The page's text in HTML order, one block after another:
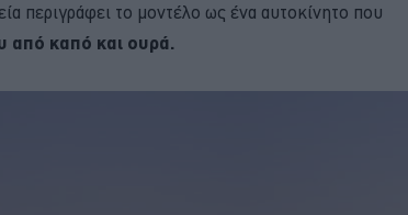
περιγράφει το μοντέλο ως ένα αυτοκίνητο που
από καπό και ουρά.